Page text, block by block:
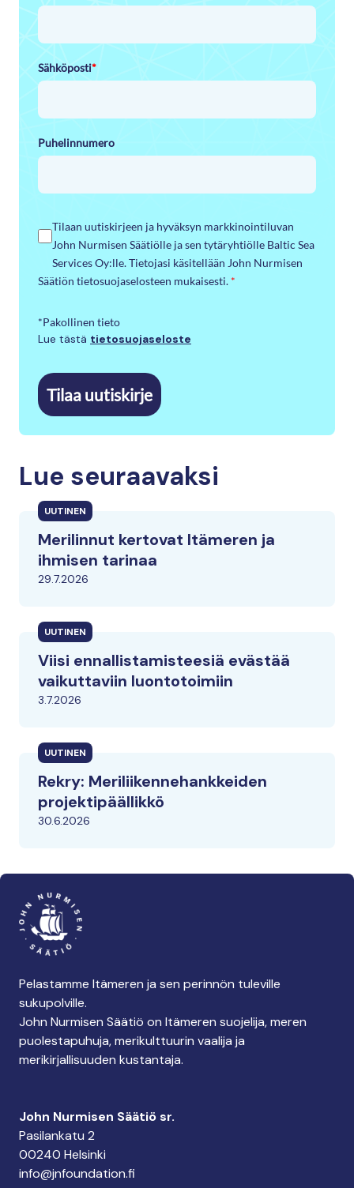
Sähköposti*
Puhelinnumero
Tilaan uutiskirjeen ja hyväksyn markkinointiluvan
John Nurmisen Säätiölle ja sen tytäryhtiölle Baltic Sea
Services Oy:lle. Tietojasi käsitellään John Nurmisen
Säätiön tietosuojaselosteen mukaisesti. *
*Pakollinen tieto
Lue tästä tietosuojaseloste
Tilaa uutiskirje
Lue seuraavaksi
UUTINEN
Merilinnut kertovat Itämeren ja
ihmisen tarinaa
29.7.2026
UUTINEN
Viisi ennallistamisteesiä evästää
vaikuttaviin luontotoimiin
3.7.2026
UUTINEN
Rekry: Meriliikennehankkeiden
projektipäällikkö
30.6.2026
Pelastamme Itämeren ja sen perinnön tuleville
sukupolville.
John Nurmisen Säätiö on Itämeren suojelija, meren
puolestapuhuja, merikulttuurin vaalija ja
merikirjallisuuden kustantaja.
John Nurmisen Säätiö sr.
Pasilankatu 2
00240 Helsinki
info@jnfoundation.fi